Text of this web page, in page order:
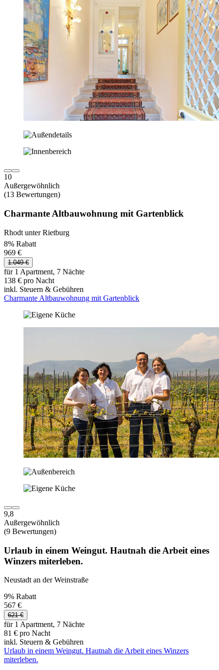
10
Außergewöhnlich
(13 Bewertungen)
Charmante Altbauwohnung mit Gartenblick
Rhodt unter Rietburg
8% Rabatt
969 €
1.049 €
für 1 Apartment, 7 Nächte
138 € pro Nacht
inkl. Steuern & Gebühren
Charmante Altbauwohnung mit Gartenblick
9,8
Außergewöhnlich
(9 Bewertungen)
Urlaub in einem Weingut. Hautnah die Arbeit eines
Winzers miterleben.
Neustadt an der Weinstraße
9% Rabatt
567 €
621 €
für 1 Apartment, 7 Nächte
81 € pro Nacht
inkl. Steuern & Gebühren
Urlaub in einem Weingut. Hautnah die Arbeit eines Winzers
miterleben.